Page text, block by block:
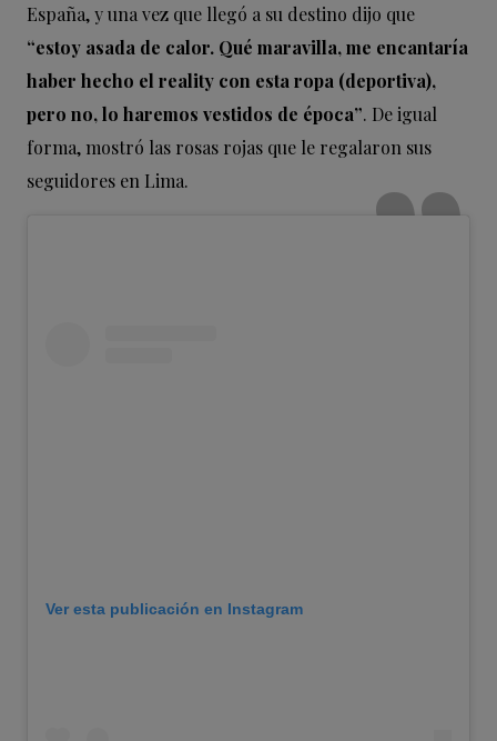
España, y una vez que llegó a su destino dijo que
“estoy asada de calor. Qué maravilla, me encantaría
haber hecho el reality con esta ropa (deportiva),
pero no, lo haremos vestidos de época”. De igual
forma, mostró las rosas rojas que le regalaron sus
seguidores en Lima.
Ver esta publicación en Instagram